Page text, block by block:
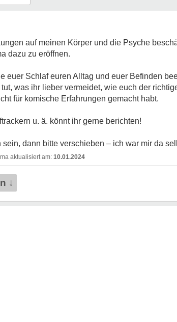
auf meinen Körper und die Psyche
dazu zu eröffnen.
euer Schlaf euren Alltag und euer Befinden
was ihr lieber vermeidet, wie euch der
für komische Erfahrungen gemacht habt.
u. ä. könnt ihr gerne berichten!
dann bitte verschieben – ich war mir da
10.01.2024
↓